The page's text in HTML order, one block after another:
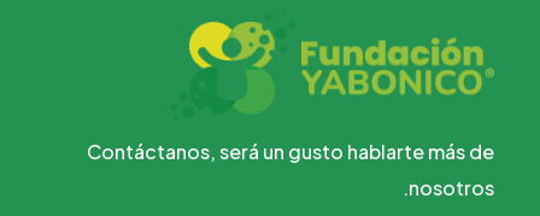
Contáctanos, será un gusto hablarte más de
nosotros.